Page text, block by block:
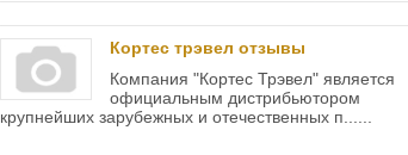
Кортес трэвел отзывы
Компания "Кортес Трэвел" является
официальным дистрибьютором
крупнейших зарубежных и отечественных п......